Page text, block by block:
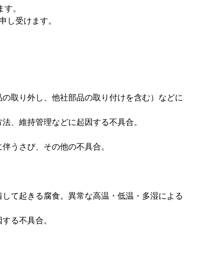
。
し受けます。
取り外し、他社部品の取り付けを含む）などに
、維持管理などに起因する不具合。
うさび、その他の不具合。
て起きる腐食。異常な高温・低温・多湿による
る不具合。